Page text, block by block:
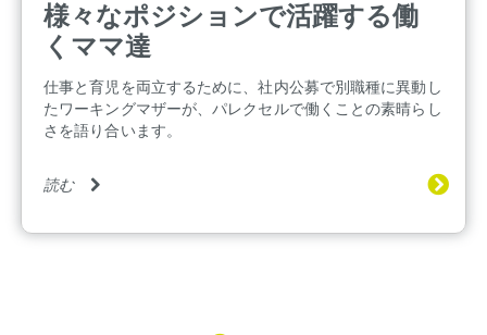
様々なポジションで活躍する働
くママ達
仕事と育児を両立するために、社内公募で別職種に異動し
たワーキングマザーが、パレクセルで働くことの素晴らし
さを語り合います。
読む